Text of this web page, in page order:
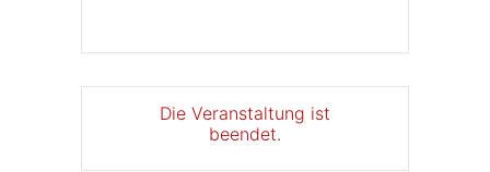
Die Veranstaltung ist
beendet.